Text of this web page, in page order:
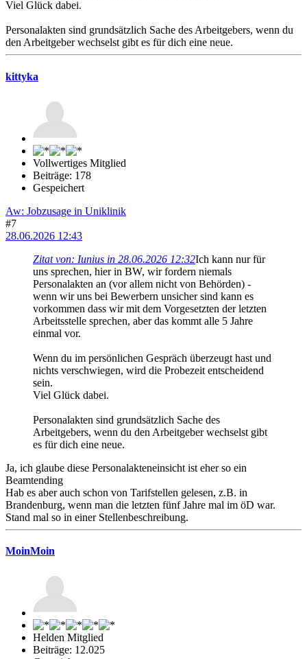
Viel Glück dabei.
Personalakten sind grundsätzlich Sache des Arbeitgebers, wenn du
den Arbeitgeber wechselst gibt es für dich eine neue.
kittyka
Vollwertiges Mitglied
Beiträge: 178
Gespeichert
Aw: Jobzusage in Uniklinik
#7
28.06.2026 12:43
Zitat von: Iunius in 28.06.2026 12:32Ich kann nur für
uns sprechen, hier in BW, wir fordern niemals
Personalakten an (vor allem nicht von Behörden) -
wenn wir uns bei Bewerbern unsicher sind kann es
vorkommen dass wir mit dem Vorgesetzten der letzten
Arbeitsstelle sprechen, aber das kommt alle 5 Jahre
einmal vor.
Wenn du im persönlichen Gespräch überzeugt hast und
nichts verschwiegen, wird die Probezeit entscheidend
sein.
Viel Glück dabei.
Personalakten sind grundsätzlich Sache des
Arbeitgebers, wenn du den Arbeitgeber wechselst gibt
es für dich eine neue.
Ja, ich glaube diese Personalakteneinsicht ist eher so ein
Beamtending
Hab es aber auch schon von Tarifstellen gelesen, z.B. in
Brandenburg, wenn man die letzten fünf Jahre mal im öD war.
Stand mal so in einer Stellenbeschreibung.
MoinMoin
Helden Mitglied
Beiträge: 12.025